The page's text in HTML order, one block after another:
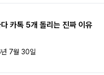
카톡 5개 돌리는 진짜 이유
7월 30일